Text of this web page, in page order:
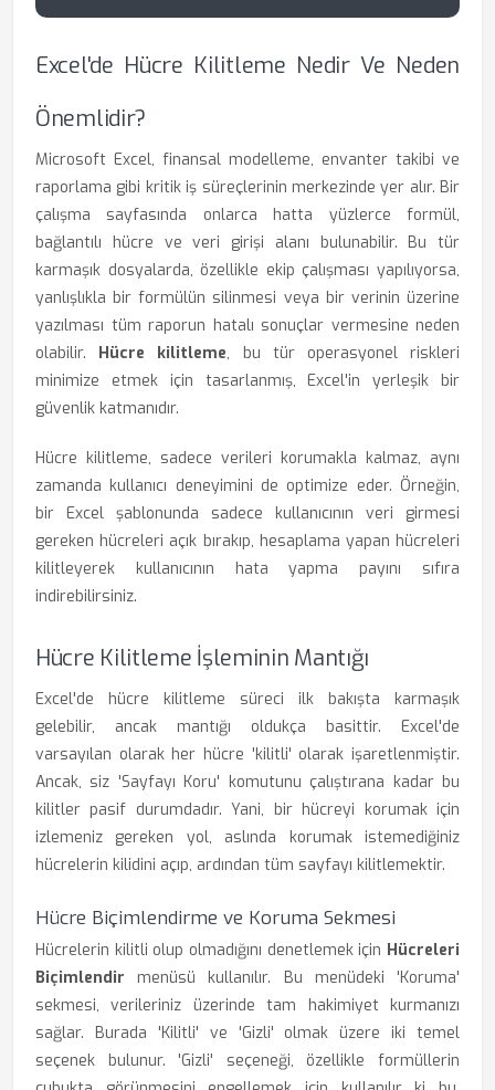
Excel'de Hücre Kilitleme Nedir Ve Neden
Önemlidir?
Microsoft Excel, finansal modelleme, envanter takibi ve
raporlama gibi kritik iş süreçlerinin merkezinde yer alır. Bir
çalışma sayfasında onlarca hatta yüzlerce formül,
bağlantılı hücre ve veri girişi alanı bulunabilir. Bu tür
karmaşık dosyalarda, özellikle ekip çalışması yapılıyorsa,
yanlışlıkla bir formülün silinmesi veya bir verinin üzerine
yazılması tüm raporun hatalı sonuçlar vermesine neden
olabilir. Hücre kilitleme, bu tür operasyonel riskleri
minimize etmek için tasarlanmış, Excel'in yerleşik bir
güvenlik katmanıdır.
Hücre kilitleme, sadece verileri korumakla kalmaz, aynı
zamanda kullanıcı deneyimini de optimize eder. Örneğin,
bir Excel şablonunda sadece kullanıcının veri girmesi
gereken hücreleri açık bırakıp, hesaplama yapan hücreleri
kilitleyerek kullanıcının hata yapma payını sıfıra
indirebilirsiniz.
Hücre Kilitleme İşleminin Mantığı
Excel'de hücre kilitleme süreci ilk bakışta karmaşık
gelebilir, ancak mantığı oldukça basittir. Excel'de
varsayılan olarak her hücre 'kilitli' olarak işaretlenmiştir.
Ancak, siz 'Sayfayı Koru' komutunu çalıştırana kadar bu
kilitler pasif durumdadır. Yani, bir hücreyi korumak için
izlemeniz gereken yol, aslında korumak istemediğiniz
hücrelerin kilidini açıp, ardından tüm sayfayı kilitlemektir.
Hücre Biçimlendirme ve Koruma Sekmesi
Hücrelerin kilitli olup olmadığını denetlemek için Hücreleri
Biçimlendir menüsü kullanılır. Bu menüdeki 'Koruma'
sekmesi, verileriniz üzerinde tam hakimiyet kurmanızı
sağlar. Burada 'Kilitli' ve 'Gizli' olmak üzere iki temel
seçenek bulunur. 'Gizli' seçeneği, özellikle formüllerin